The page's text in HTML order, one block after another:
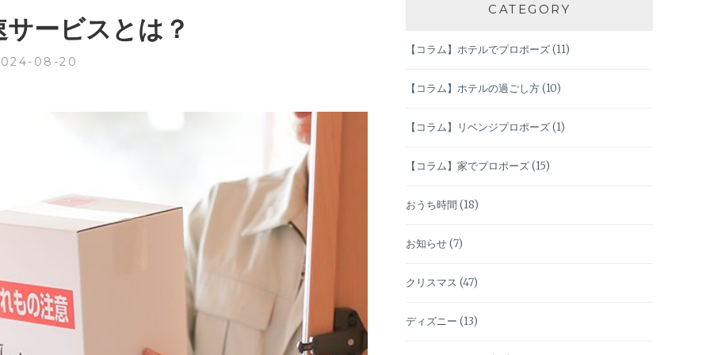
ービスとは？
08-20
CATEGORY
【コラム】ホテルでプロポーズ(11)
【コラム】ホテルの過ごし方(10)
【コラム】リベンジプロポーズ(1)
【コラム】家でプロポーズ(15)
おうち時間 (18)
お知らせ(7)
クリスマス (47)
ディズニー (13)